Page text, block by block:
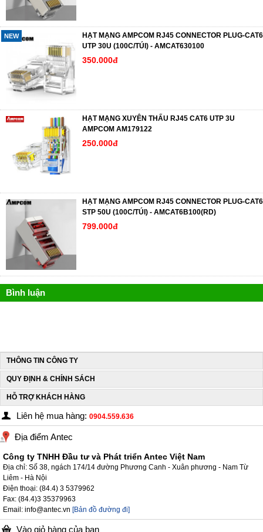
NEW
HẠT MẠNG AMPCOM RJ45 CONNECTOR PLUG-CAT6
UTP 30U (100C/TÚI) - AMCAT630100
350.000đ
HẠT MẠNG XUYÊN THẤU RJ45 CAT6 UTP 3U
AMPCOM AM179122
250.000đ
HẠT MẠNG AMPCOM RJ45 CONNECTOR PLUG-CAT6
STP 50U (100C/TÚI) - AMCAT6B100(RD)
799.000đ
Bình luận
THÔNG TIN CÔNG TY
QUY ĐỊNH & CHÍNH SÁCH
HỖ TRỢ KHÁCH HÀNG
Liên hệ mua hàng: 0904.559.636
Địa điểm Antec
Công ty TNHH Đầu tư và Phát triển Antec Việt Nam
Địa chỉ: Số 38, ngách 174/14 đường Phương Canh - Xuân phương - Nam Từ
Liêm - Hà Nội
Điện thoại: (84.4) 3 5379962
Fax: (84.4)3 35379963
Email: info@antec.vn [Bản đồ đường đi]
Vào giỏ hàng của bạn